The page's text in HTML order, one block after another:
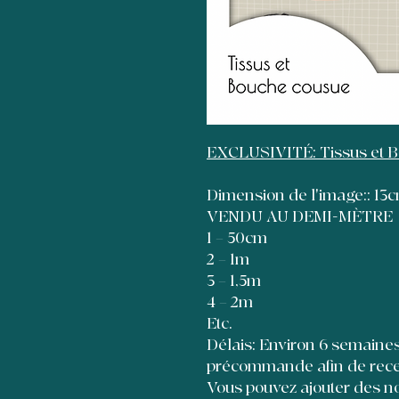
EXCLUSIVITÉ: Tissus et
Dimension de l'image::
VENDU AU DEMI-MÈTRE
1 = 50cm
2 = 1m
3 = 1,5m
4 = 2m
Etc.
Délais: Environ 6
précommande afin de
Vous pouvez ajouter des